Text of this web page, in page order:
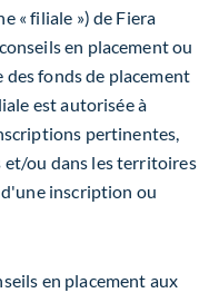
« filiale ») de Fiera
en placement ou
fonds de placement
est autorisée à
pertinentes,
et/ou dans les territoires
inscription ou
en placement aux